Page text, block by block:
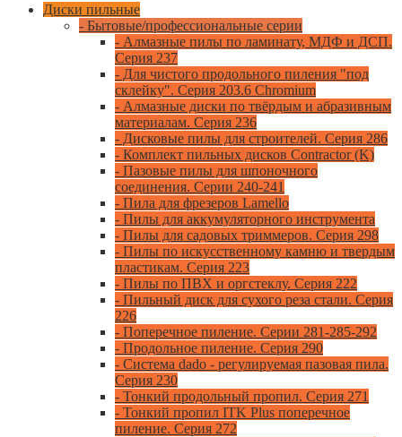
Диски пильные
- Бытовые/профессиональные серии
- Алмазные пилы по ламинату, МДФ и ДСП.
Серия 237
- Для чистого продольного пиления "под
склейку". Серия 203.6 Chromium
- Алмазные диски по твёрдым и абразивным
материалам. Серия 236
- Дисковые пилы для строителей. Серия 286
- Комплект пильных дисков Contractor (K)
- Пазовые пилы для шпоночного
соединения. Серии 240-241
- Пила для фрезеров Lamello
- Пилы для аккумуляторного инструмента
- Пилы для садовых триммеров. Серия 298
- Пилы по искусственному камню и твердым
пластикам. Серия 223
- Пилы по ПВХ и оргстеклу. Серия 222
- Пильный диск для сухого реза стали. Серия
226
- Поперечное пиление. Серии 281-285-292
- Продольное пиление. Серия 290
- Система dado - регулируемая пазовая пила.
Серия 230
- Тонкий продольный пропил. Серия 271
- Тонкий пропил ITK Plus поперечное
пиление. Серия 272